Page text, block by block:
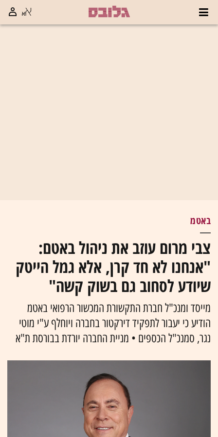
באטמ
צבי מרום עוזב את ניהול באטם:
"אנחנו לא חד קרן, אלא גמל הייטק
שיודע לסחוב גם בשוק קשה"
מייסד ומנכ"ל חברת התקשורת המכשור הרפואי באטמ
הודיע כי יעבור לתפקיד דירקטור בחברה ויוחלף ע"י מוטי
נגר, סמנכ"ל הכספים • מניית החברה יורדת בבורסת ת"א